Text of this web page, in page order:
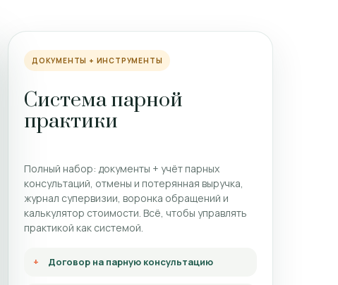
ДОКУМЕНТЫ + ИНСТРУМЕНТЫ
Система парной
практики
Полный набор: документы + учёт парных
консультаций, отмены и потерянная выручка,
журнал супервизии, воронка обращений и
калькулятор стоимости. Всё, чтобы управлять
практикой как системой.
Договор на парную консультацию